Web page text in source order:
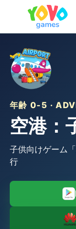
年齢 0-5 ·
空港：
子供向けゲーム
行